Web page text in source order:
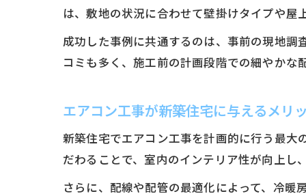
は、敷地の状況に合わせて壁掛けタイプや屋
成功した事例に共通するのは、事前の現地調
コミも多く、施工前の計画段階での細やかな
エアコン工事が新築住宅に与えるメリ
新築住宅でエアコン工事を計画的に行う最大
だわることで、室内のインテリア性が向上し
さらに、配線や配管の最適化によって、冷暖